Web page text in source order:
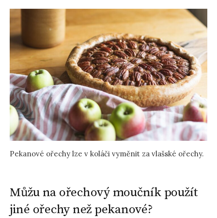
Pekanové ořechy lze v koláči vyměnit za vlašské ořechy.
Můžu na ořechový moučník použít
jiné ořechy než pekanové?